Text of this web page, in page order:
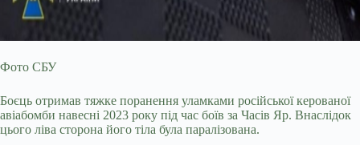
Фото СБУ
Боєць отримав тяжке поранення уламками російської керованої
авіабомби навесні 2023 року під час боїв за Часів Яр. Внаслідок
цього ліва сторона його тіла була паралізована.